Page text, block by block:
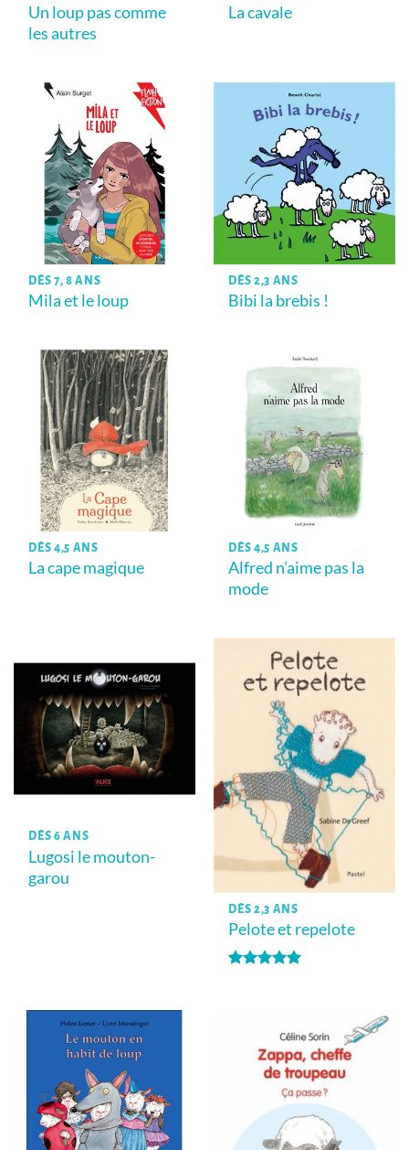
Un loup pas comme
les autres
La cavale
DÈS 7, 8 ANS
Mila et le loup
DÈS 2,3 ANS
Bibi la brebis !
DÈS 4,5 ANS
La cape magique
DÈS 4,5 ANS
Alfred n’aime pas la
mode
DÈS 6 ANS
Lugosi le mouton-
garou
DÈS 2,3 ANS
Pelote et repelote